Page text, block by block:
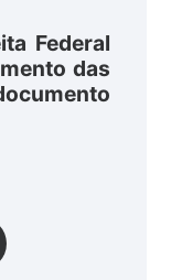
Federal
das